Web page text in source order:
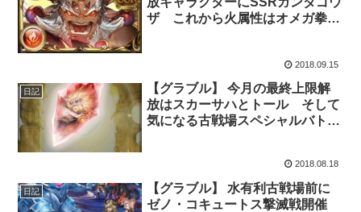
ザ これから火属性はオメガ拳編
2018.09.15
日記
【グラブル】 今月の最終上限解
放はスカーサハとトール そして
気になる古戦場スペシャルバト
2018.08.18
日記
【グラブル】 水有利古戦場前に
ゼノ・コキュートス撃滅戦開催